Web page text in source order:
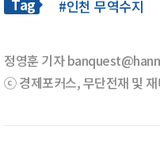
Tag #인천 무역수지
정영훈 기자
ⓒ 경제포커스, 무단전재 및 재